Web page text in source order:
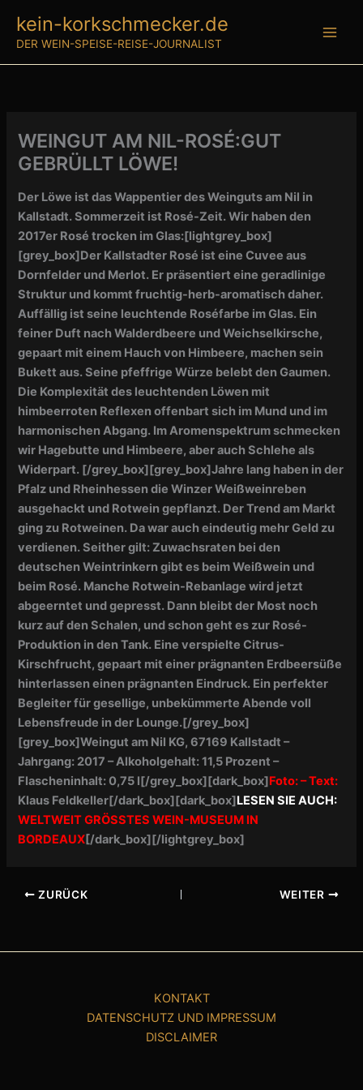
Inhalt
springen
kein-korkschmecker.de
DER WEIN-SPEISE-REISE-JOURNALIST
WEINGUT AM NIL-ROSÉ:GUT
GEBRÜLLT LÖWE!
Der Löwe ist das Wappentier des Weinguts am Nil in
Kallstadt. Sommerzeit ist Rosé-Zeit. Wir haben den
2017er Rosé trocken im Glas:[lightgrey_box]
[grey_box]Der Kallstadter Rosé ist eine Cuvee aus
Dornfelder und Merlot. Er präsentiert eine geradlinige
Struktur und kommt fruchtig-herb-aromatisch daher.
Auffällig ist seine leuchtende Roséfarbe im Glas. Ein
feiner Duft nach Walderdbeere und Weichselkirsche,
gepaart mit einem Hauch von Himbeere, machen sein
Bukett aus. Seine pfeffrige Würze belebt den Gaumen.
Die Komplexität des leuchtenden Löwen mit
himbeerroten Reflexenoffenbart sich im Mund und im
harmonischen Abgang. Im Aromenspektrum schmecken
wir Hagebutte und Himbeere, aber auch Schlehe als
Widerpart. [/grey_box][grey_box]Jahre lang haben in der
Pfalz und Rheinhessen die Winzer Weißweinreben
ausgehackt und Rotwein gepflanzt. Der Trend am Markt
ging zu Rotweinen. Da war auch eindeutig mehr Geld zu
verdienen. Seither gilt: Zuwachsraten bei den
deutschen Weintrinkern gibt es beim Weißwein und
beim Rosé. Manche Rotwein-Rebanlage wird jetzt
abgeerntet und gepresst. Dann bleibt der Most noch
kurz auf den Schalen, und schon geht es zur Rosé-
Produktion in den Tank. Eine verspielte Citrus-
Kirschfrucht, gepaart mit einer prägnanten Erdbeersüße
hinterlassen einen prägnanten Eindruck. Ein perfekter
Begleiter für gesellige, unbekümmerte Abende voll
Lebensfreude in der Lounge.[/grey_box]
[grey_box]Weingut am Nil KG, 67169 Kallstadt –
Jahrgang: 2017 –Alkoholgehalt: 11,5 Prozent –
Flascheninhalt: 0,75 l[/grey_box][dark_box]Foto: – Text:
Klaus Feldkeller[/dark_box][dark_box]LESEN SIE AUCH:
WELTWEIT GRÖSSTES WEIN-MUSEUM IN
BORDEAUX[/dark_box][/lightgrey_box]
ZURÜCK WEITER
KONTAKT
DATENSCHUTZ UND IMPRESSUM
DISCLAIMER